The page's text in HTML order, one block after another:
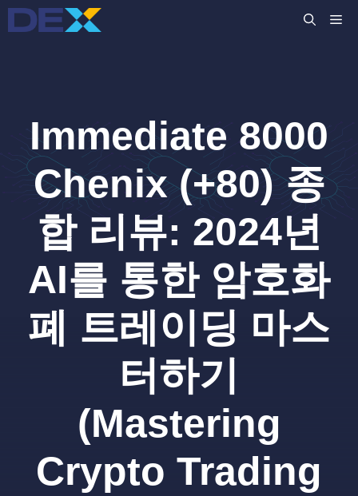
컨
텐
Immediate 8000
Chenix (+80) 종
합 리뷰: 2024년
AI를 통한 암호화
폐 트레이딩 마스
터하기
(Mastering
Crypto Trading